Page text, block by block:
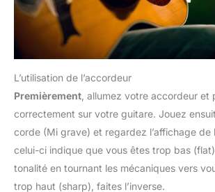
L’utilisation de l’accordeur
Premièrement , allumez votre accordeur et
correctement sur votre guitare. Jouez
corde (Mi grave) et regardez l’affichage de
celui-ci indique que vous êtes trop bas
tonalité en tournant les mécaniques vers
trop haut (sharp), faites l’inverse.